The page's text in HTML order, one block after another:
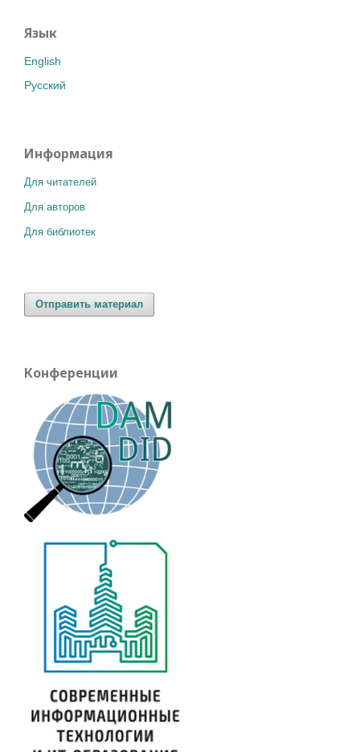
Язык
English
Русский
Информация
Для читателей
Для авторов
Для библиотек
Отправить материал
Конференции